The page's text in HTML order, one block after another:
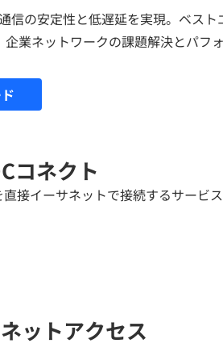
信の安定性と低遅延を実現。ベス
業ネットワークの課題解決とパフ
コネクト
接イーサネットで接続するサービ
ットアクセス